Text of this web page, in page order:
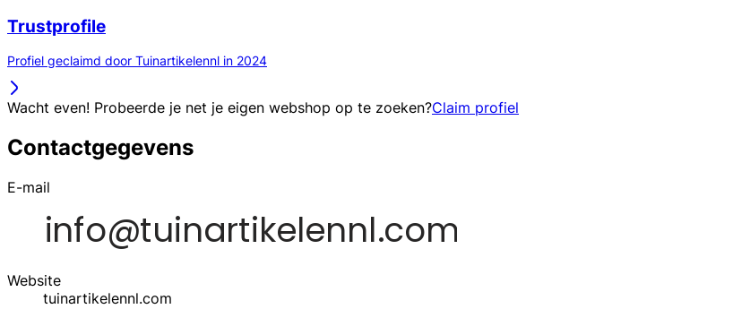
Trustprofile
Profiel geclaimd door Tuinartikelennl in 2024
Wacht even! Probeerde je net je eigen webshop op te zoeken?Claim profiel
Contactgegevens
E-mail
Website
tuinartikelennl.com